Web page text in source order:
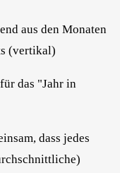
aus den Monaten
(vertikal)
dass jedes